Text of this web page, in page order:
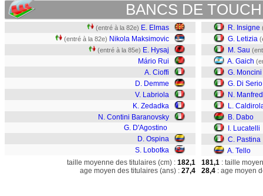
BANCS DE
(entré à la 82e) E. Elmas
(entré à la 82e) Nikola Maksimovic
(entré à la 85e) E. Hysaj
Mário Rui
A. Cioffi
D. Demme
V. Labriola
K. Zedadka
N. Contini Baranovsky
G. D'Agostino
D. Ospina
S. Lobotka
R. Insigne
G. Letizia
M. Sau
A. Gaich
G. Moncini
G. Di Serio
N.
L.
B. Dabo
I. Lucatelli
C. Pastina
A. Tello
taille moyenne des titulaires (cm) : 182,1
age moyen des titulaires (ans) : 27,4
181,1 : taille
28,4 : age moyen